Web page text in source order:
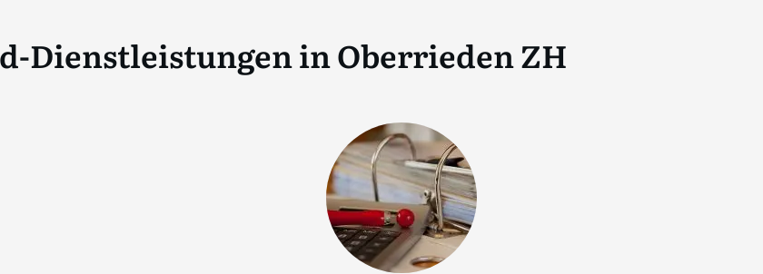
Dienstleistungen inOberrieden ZH